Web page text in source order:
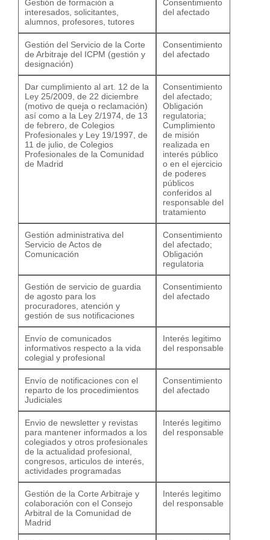
Gestión de formación a
interesados, solicitantes,
alumnos, profesores, tutores
Consentimiento
del afectado
Gestión del Servicio de la Corte
de Arbitraje del ICPM (gestión y
designación)
Consentimiento
del afectado
Dar cumplimiento al art. 12 de la
Ley 25/2009, de 22 diciembre
(motivo de queja o reclamación)
así como a la Ley 2/1974, de 13
de febrero, de Colegios
Profesionales y Ley 19/1997, de
11 de julio, de Colegios
Profesionales de la Comunidad
de Madrid
Consentimiento
del afectado;
Obligación
regulatoria;
Cumplimiento
de misión
realizada en
interés público
o en el ejercicio
de poderes
públicos
conferidos al
responsable del
tratamiento
Gestión administrativa del
Servicio de Actos de
Comunicación
Consentimiento
del afectado;
Obligación
regulatoria
Gestión de servicio de guardia
de agosto para los
procuradores, atención y
gestión de sus notificaciones
Consentimiento
del afectado
Envío de comunicados
informativos respecto a la vida
colegial y profesional
Interés legitimo
del responsable
Envío de notificaciones con el
reparto de los procedimientos
Judiciales
Consentimiento
del afectado
Envio de newsletter y revistas
para mantener informados a los
colegiados y otros profesionales
de la actualidad profesional,
congresos, articulos de interés,
actividades programadas
Interés legitimo
del responsable
Gestión de la Corte Arbitraje y
colaboración con el Consejo
Arbitral de la Comunidad de
Madrid
Interés legitimo
del responsable